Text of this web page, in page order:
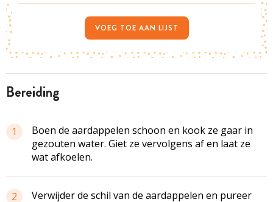
bereiding
1
Boen de aardappelen schoon en kook ze gaar in
gezouten water. Giet ze vervolgens af en laat ze
wat afkoelen.
2
Verwijder de schil van de aardappelen en pureer
VOEG TOE AAN LIJST